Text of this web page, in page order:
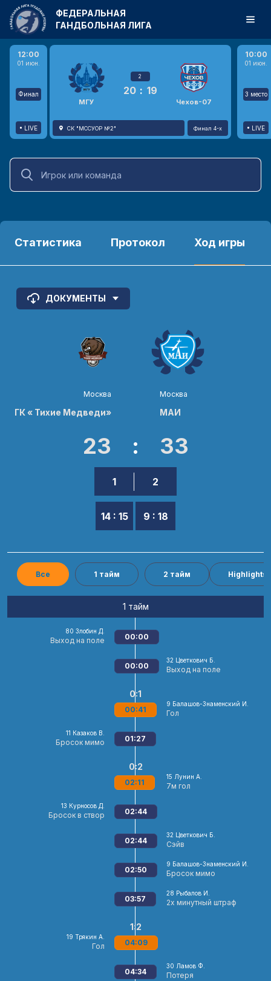
12:00
01 июн.
Финал
LIVE
МГУ
2
20 : 19
Чехов-07
СК "МССУОР №2" Финал 4-х
10:00
01 июн.
3 место
LIVE
ФЕДЕРАЛЬНАЯ
ГАНДБОЛЬНАЯ ЛИГА
Статистика Протокол Ход игры
ДОКУМЕНТЫ
Москва
ГК « Тихие Медведи»
23 : 33
1
14 : 15
2
9 : 18
Москва
МАИ
Все 1 тайм 2 тайм Highlights
1 тайм
80 Злобин Д.
Выход на поле 00:00
32 Цветкович Б.
Выход на поле
00:00
9 Балашов-Знаменский И.
Гол
0:1
00:41
11 Казаков В.
Бросок мимо 01:27
15 Лунин А.
7м гол
0:2
02:11
13 Курносов Д.
Бросок в створ 02:44
32 Цветкович Б.
Сэйв
02:44
9 Балашов-Знаменский И.
Бросок мимо
02:50
28 Рыбалов И.
2х минутный штраф
03:57
19 Трякин А.
Гол
1:2
04:09
30 Ламов Ф.
Потеря
04:34